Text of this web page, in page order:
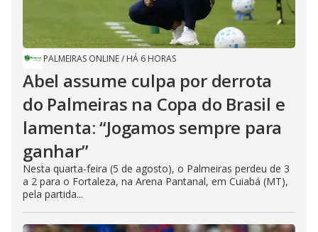
PALMEIRAS ONLINE/ HÁ 6 HORAS
Abel assume culpa por derrota
do Palmeiras na Copa do Brasil e
lamenta: “Jogamos sempre para
ganhar”
Nesta quarta-feira (5 de agosto), o Palmeiras perdeu de 3
a 2 para o Fortaleza, na Arena Pantanal, em Cuiabá (MT),
pela partida...